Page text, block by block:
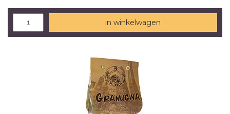
in winkelwagen